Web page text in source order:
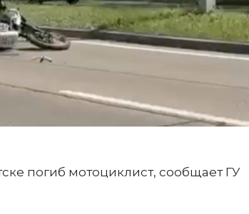
погиб мотоциклист, сообщает ГУ